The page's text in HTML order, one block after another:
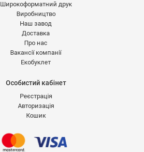
Широкоформатний друк
Виробництво
Наш завод
Доставка
Про нас
Вакансії компанії
Екобуклет
Особистий кабінет
Реєстрація
Авторизація
Кошик